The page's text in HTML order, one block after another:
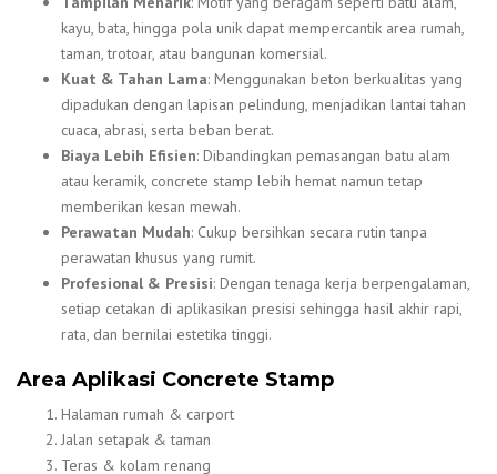
kayu, bata, hingga pola unik dapat mempercantik area rumah,
taman, trotoar, atau bangunan komersial.
Kuat & Tahan Lama: Menggunakan beton berkualitas yang
dipadukan dengan lapisan pelindung, menjadikan lantai tahan
cuaca, abrasi, serta beban berat.
Biaya Lebih Efisien: Dibandingkan pemasangan batu alam
atau keramik, concrete stamp lebih hemat namun tetap
memberikan kesan mewah.
Perawatan Mudah: Cukup bersihkan secara rutin tanpa
perawatan khusus yang rumit.
Profesional & Presisi: Dengan tenaga kerja berpengalaman,
setiap cetakan di aplikasikan presisi sehingga hasil akhir rapi,
rata, dan bernilai estetika tinggi.
Area Aplikasi Concrete Stamp
Halaman rumah & carport
Jalan setapak & taman
Teras & kolam renang